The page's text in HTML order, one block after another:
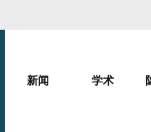
新闻 学术